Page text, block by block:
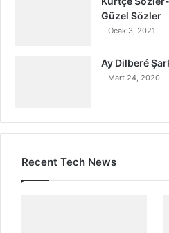
Güzel Sözler
Ocak 3, 2021
Ay Dilberé
Mart 24, 2020
Recent Tech News